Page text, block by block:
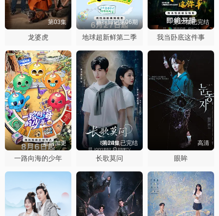
第03集
龙婆虎
旅行日记第06期
地球超新鲜第二季
第23集已完结
我当卧底这件事
超前加更
一路向海的少年
第24集已完结
长歌莫问
高清
眼眸